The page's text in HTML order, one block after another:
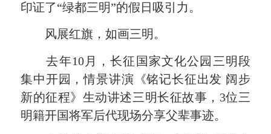
印证了“绿都三明”的假日吸引力。
风展红旗，如画三明。
去年10月，长征国家文化公园三明段
集中开园，情景讲演《铭记长征出发 阔步
新的征程》生动讲述三明长征故事，3位三
明籍开国将军后代现场分享父辈事迹。